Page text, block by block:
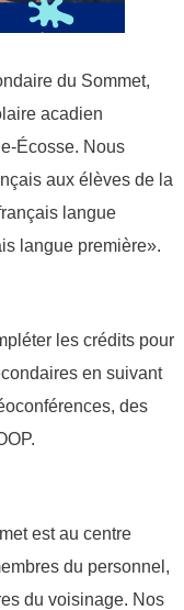
du Sommet,
acadien
Écosse. Nous
aux élèves de la
langue
langue première».
les crédits pour
en suivant
des
est au centre
du personnel,
du voisinage. Nos